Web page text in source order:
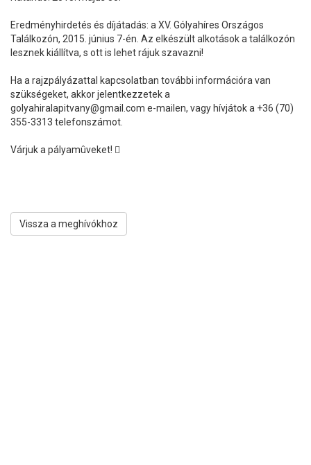
Eredményhirdetés és díjátadás: a XV. Gólyahíres Országos
Találkozón, 2015. június 7-én. Az elkészült alkotások a találkozón
lesznek kiállítva, s ott is lehet rájuk szavazni!
Ha a rajzpályázattal kapcsolatban további információra van
szükségeket, akkor jelentkezzetek a
golyahiralapitvany@gmail.com e-mailen, vagy hívjátok a +36 (70)
355-3313 telefonszámot.
Várjuk a pályamûveket! 
Vissza a meghívókhoz